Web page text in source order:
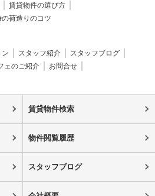
賃貸物件の選び方
の荷造りのコツ
ン スタッフ紹介
スタッフブログ
ェのご紹介
お問合せ
賃貸物件検索
物件閲覧履歴
スタッフブログ